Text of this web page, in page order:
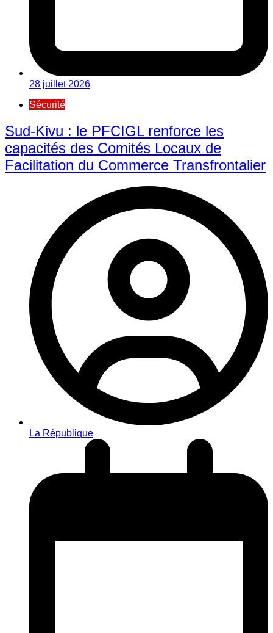
28 juillet 2026
Sécurité
Sud-Kivu : le PFCIGL renforce les
capacités des Comités Locaux de
Facilitation du Commerce Transfrontalier
La République